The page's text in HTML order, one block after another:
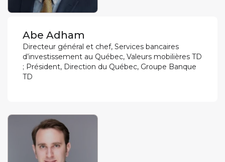
Abe Adham
Directeur général et chef, Services bancaires
d’investissement au Québec, Valeurs mobilières TD
; Président, Direction du Québec, Groupe Banque
TD